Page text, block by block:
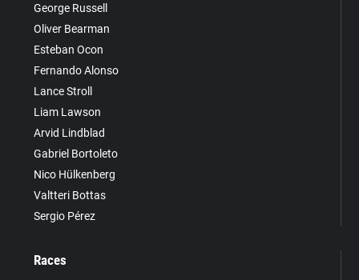
George Russell
Oliver Bearman
Esteban Ocon
Fernando Alonso
Lance Stroll
Liam Lawson
Arvid Lindblad
Gabriel Bortoleto
Nico Hülkenberg
Valtteri Bottas
Sergio Pérez
Races